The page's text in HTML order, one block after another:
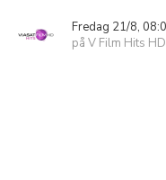
Fredag 21/8,
på V Film Hits HD